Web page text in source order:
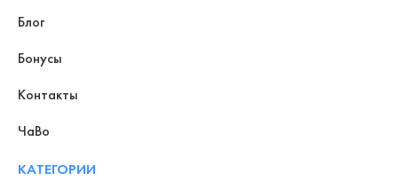
Блог
Бонусы
Контакты
ЧаВо
КАТЕГОРИИ